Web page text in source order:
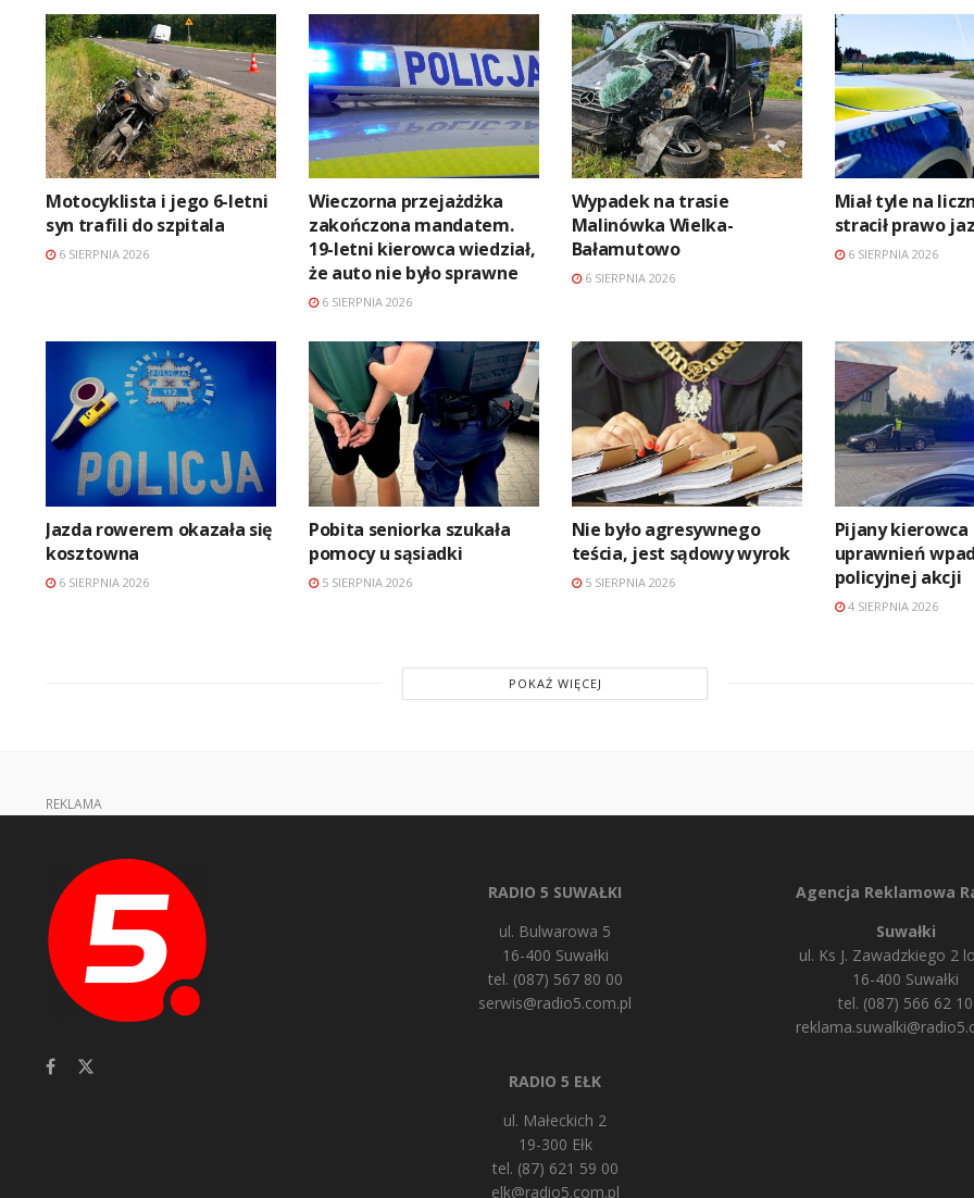
Motocyklista i jego 6-letni
syn trafili do szpitala
6 SIERPNIA 2026
Wieczorna przejażdżka
zakończona mandatem.
19-letni kierowca wiedział,
że auto nie było sprawne
6 SIERPNIA 2026
Wypadek na trasie
Malinówka Wielka-
Bałamutowo
6 SIERPNIA 2026
Miał tyle na
stracił prawo
6 SIERPNIA 2026
Jazda rowerem okazała się
kosztowna
6 SIERPNIA 2026
Pobita seniorka szukała
pomocy u sąsiadki
5 SIERPNIA 2026
Nie było agresywnego
teścia, jest sądowy wyrok
5 SIERPNIA 2026
Pijany kierowca
uprawnień
policyjnej akcji
4 SIERPNIA 2026
POKAŻ WIĘCEJ
REKLAMA
RADIO 5 SUWAŁKI
ul. Bulwarowa 5
16-400 Suwałki
tel. (087) 567 80 00
serwis@radio5.com.pl
RADIO 5 EŁK
ul. Małeckich 2
19-300 Ełk
tel. (87) 621 59 00
elk@radio5.com.pl
Agencja Reklamowa
Suwałki
ul. Ks J. Zawadzkiego 2
16-400 Suwałki
tel. (087) 566 62 10